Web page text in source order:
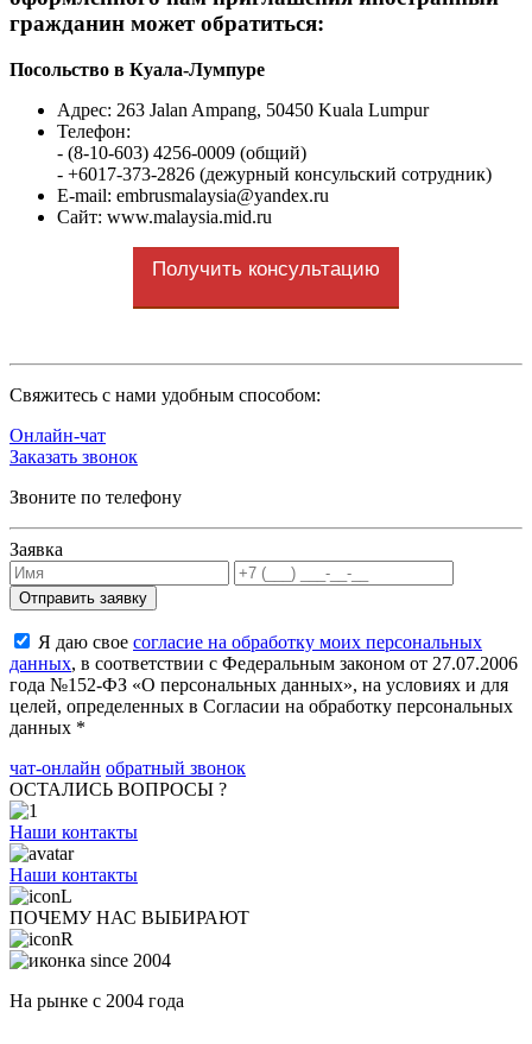
гражданин может обратиться:
Посольство в Куала-Лумпуре
Адрес: 263 Jalan Ampang, 50450 Kuala Lumpur
Телефон:
- (8-10-603) 4256-0009 (общий)
- +6017-373-2826 (дежурный консульский сотрудник)
E-mail: embrusmalaysia@yandex.ru
Сайт: www.malaysia.mid.ru
Получить консультацию
Cвяжитесь с нами удобным способом:
Онлайн-чат
Заказать звонок
Звоните по телефону
Заявка
Я даю свое согласие на обработку моих персональных
данных, в соответствии с Федеральным законом от 27.07.2006
года №152-ФЗ «О персональных данных», на условиях и для
целей, определенных в Согласии на обработку персональных
данных *
чат-онлайн обратный звонок
ОСТАЛИСЬ ВОПРОСЫ ?
Наши контакты
Наши контакты
ПОЧЕМУ НАС ВЫБИРАЮТ
На рынке с 2004 года